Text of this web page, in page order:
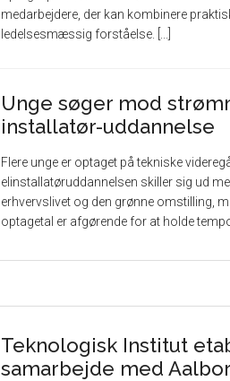
medarbejdere, der kan kombinere
ledelsesmæssig forståelse. [...]
Unge søger mod
installatør-uddannelse
Flere unge er optaget på tekniske
elinstallatøruddannelsen skiller sig ud
erhvervslivet og den grønne omstilling,
optagetal er afgørende for at holde
Teknologisk Institut
samarbejde med